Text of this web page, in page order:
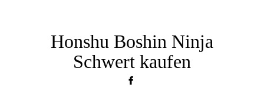
Honshu Boshin Ninja
Schwert kaufen